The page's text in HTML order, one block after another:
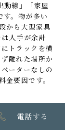
動線」「家屋
す。物が多い
から大型家具
人手が余計
トラックを横
離れた場所か
ーターなしの
要因です。
・金庫・大型
冷蔵庫・洗濯
電話する